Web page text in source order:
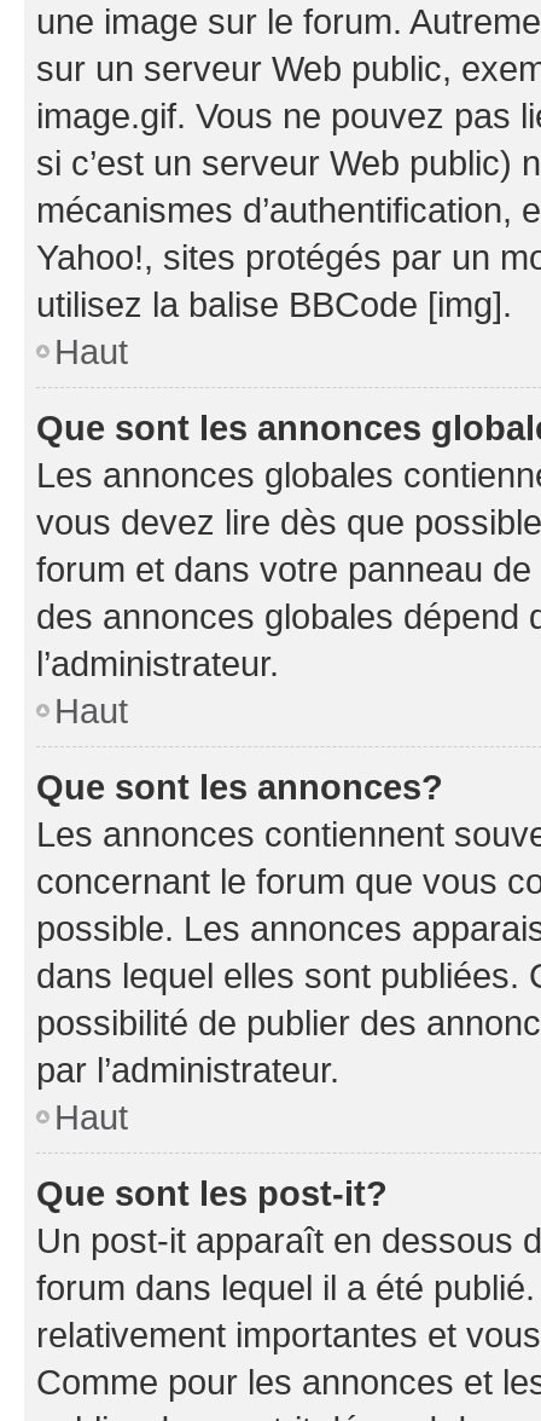
une image sur le forum.
sur un serveur Web public,
image.gif. Vous ne pouvez pas
si c’est un serveur Web public)
mécanismes d’authentification,
Yahoo!, sites protégés par un
utilisez la balise BBCode [img].
Haut
Que sont les annonces
Les annonces globales
vous devez lire dès que
forum et dans votre panneau
des annonces globales dépend
l’administrateur.
Haut
Que sont les annonces?
Les annonces contiennent
concernant le forum que vous
possible. Les annonces
dans lequel elles sont publiées.
possibilité de publier des
par l’administrateur.
Haut
Que sont les post-it?
Un post-it apparaît en dessous
forum dans lequel il a été
relativement importantes et
Comme pour les annonces et